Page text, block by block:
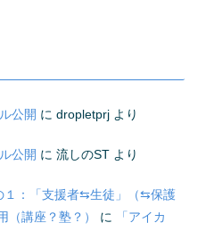
公開 に dropletprj より
公開 に 流しのST より
１：「支援者⇆生徒」（⇆保護
（講座？塾？）
に
「アイカ